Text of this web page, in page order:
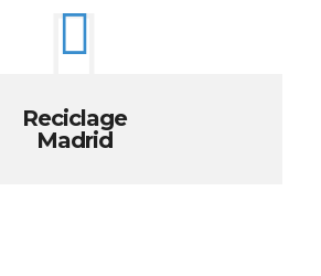
Reciclage
Madrid